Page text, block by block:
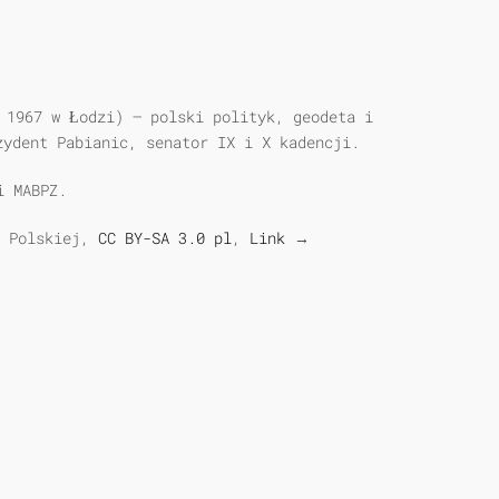
1967 w Łodzi) – polski polityk, geodeta i
Pabianic, senator IX i X kadencji.
Polskiej, CC BY-SA 3.0 pl, Link →